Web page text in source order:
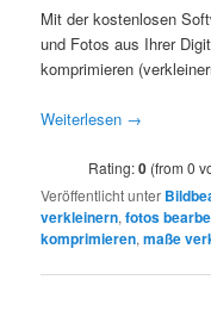
Mit der kostenlosen
und Fotos aus Ihrer
komprimieren
Weiterlesen →
Rating:0 (from 0
Veröffentlicht unter
verkleinern,fotos
komprimieren,maße